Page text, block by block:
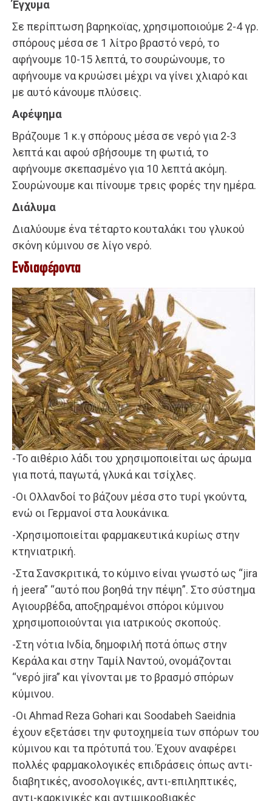
Έγχυμα
Σε περίπτωση βαρηκοϊας, χρησιμοποιούμε 2-4 γρ.
σπόρους μέσα σε 1 λίτρο βραστό νερό, το
αφήνουμε 10-15 λεπτά, το σουρώνουμε, το
αφήνουμε να κρυώσει μέχρι να γίνει χλιαρό και
με αυτό κάνουμε πλύσεις.
Αφέψημα
Βράζουμε 1 κ.γ σπόρους μέσα σε νερό για 2-3
λεπτά και αφού σβήσουμε τη φωτιά, το
αφήνουμε σκεπασμένο για 10 λεπτά ακόμη.
Σουρώνουμε και πίνουμε τρεις φορές την ημέρα.
Διάλυμα
Διαλύουμε ένα τέταρτο κουταλάκι του γλυκού
σκόνη κύμινου σε λίγο νερό.
Ενδιαφέροντα
-Το αιθέριο λάδι του χρησιμοποιείται ως άρωμα
για ποτά, παγωτά, γλυκά και τσίχλες.
-Οι Ολλανδοί το βάζουν μέσα στο τυρί γκούντα,
ενώ οι Γερμανοί στα λουκάνικα.
-Χρησιμοποιείται φαρμακευτικά κυρίως στην
κτηνιατρική.
-Στα Σανσκριτικά, το κύμινο είναι γνωστό ως “jira
ή jeera” “αυτό που βοηθά την πέψη”. Στο σύστημα
Αγιουρβέδα, αποξηραμένοι σπόροι κύμινου
χρησιμοποιούνται για ιατρικούς σκοπούς.
-Στη νότια Ινδία, δημοφιλή ποτά όπως στην
Κεράλα και στην Ταμίλ Ναντού, ονομάζονται
“νερό jira” και γίνονται με το βρασμό σπόρων
κύμινου.
-Οι Ahmad Reza Gohari και Soodabeh Saeidnia
έχουν εξετάσει την φυτοχημεία των σπόρων του
κύμινου και τα πρότυπά του. Έχουν αναφέρει
πολλές φαρμακολογικές επιδράσεις όπως αντι-
διαβητικές, ανοσολογικές, αντι-επιληπτικές,
αντι-καρκινικές και αντιμικροβιακές